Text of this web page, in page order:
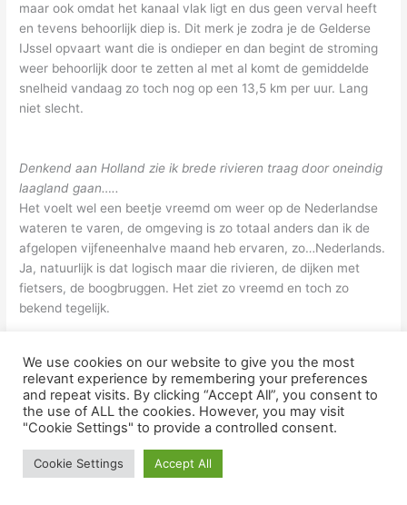
maar ook omdat het kanaal vlak ligt en dus geen verval heeft
en tevens behoorlijk diep is. Dit merk je zodra je de Gelderse
IJssel opvaart want die is ondieper en dan begint de stroming
weer behoorlijk door te zetten al met al komt de gemiddelde
snelheid vandaag zo toch nog op een 13,5 km per uur. Lang
niet slecht.
Denkend aan Holland zie ik brede rivieren traag door oneindig
laagland gaan…..
Het voelt wel een beetje vreemd om weer op de Nederlandse
wateren te varen, de omgeving is zo totaal anders dan ik de
afgelopen vijfeneenhalve maand heb ervaren, zo…Nederlands.
Ja, natuurlijk is dat logisch maar die rivieren, de dijken met
fietsers, de boogbruggen. Het ziet zo vreemd en toch zo
bekend tegelijk.
Zomaar wat scholieren op de fiets langs de IJssel op weg naar
huis
Het is deze afslag in de A348 naar De Steeg waar ik ooit heb
besloten om het ommetje via de Gelderse IJssel naar huis te
varen. Jaren achtereen heb ik voor onze klant in Velp mogen
We use cookies on our website to give you the most
relevant experience by remembering your preferences
and repeat visits. By clicking “Accept All”, you consent to
the use of ALL the cookies. However, you may visit
"Cookie Settings" to provide a controlled consent.
Cookie Settings Accept All